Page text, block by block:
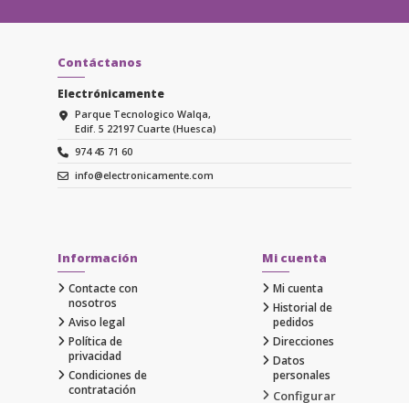
Contáctanos
Electrónicamente
Parque Tecnologico Walqa,
Edif. 5 22197 Cuarte (Huesca)
974 45 71 60
info@electronicamente.com
Información
Contacte con
nosotros
Aviso legal
Política de
privacidad
Condiciones de
contratación
Mi cuenta
Mi cuenta
Historial de
pedidos
Direcciones
Datos
personales
Configurar